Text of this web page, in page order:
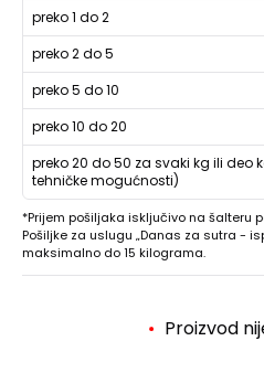
preko 1 do 2
preko 2 do 5
preko 5 do 10
preko 10 do 20
preko 20 do 50 za svaki kg ili deo
tehničke mogućnosti)
*Prijem pošiljaka isključivo na šalteru
Pošiljke za uslugu „Danas za sutra -
maksimalno do 15 kilograma.
Proizvod